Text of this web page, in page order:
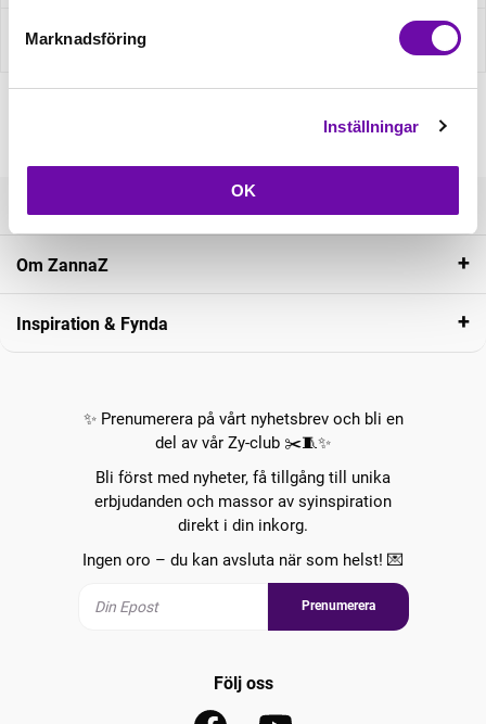
Marknadsföring
Inställningar
OK
Recensioner
Om ZannaZ
Inspiration & Fynda
✨ Prenumerera på vårt nyhetsbrev och bli en
del av vår Zy-club ✂️🧵✨
Bli först med nyheter, få tillgång till unika
erbjudanden och massor av syinspiration
direkt i din inkorg.
Ingen oro – du kan avsluta när som helst! 💌
Prenumerera
Följ oss